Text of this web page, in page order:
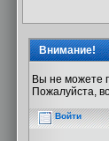
Внимание!
Вы не можете
Пожалуйста,
Войти